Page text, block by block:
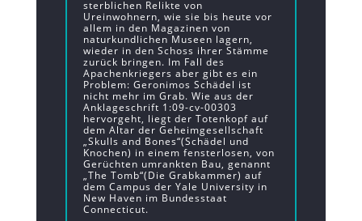
sterblichen Relikte von
Ureinwohnern, wie sie bis heute vor
allem in den Magazinen von
naturkundlichen Museen lagern,
wieder in den Schoss ihrer Stämme
zurück bringen. Im Fall des
Apachenkriegers aber gibt es ein
Problem: Geronimos Schädel ist
nicht mehr im Grab. Wie aus der
Anklageschrift 1:09-cv-00303
hervorgeht, liegt der Totenkopf auf
dem Altar der Geheimgesellschaft
„Skulls and Bones“(Schädel und
Knochen) in einem fensterlosen, von
Gerüchten umrankten Bau, genannt
„The Tomb“(Die Grabkammer) auf
dem Campus der Yale University in
New Haven im Bundesstaat
Connecticut.